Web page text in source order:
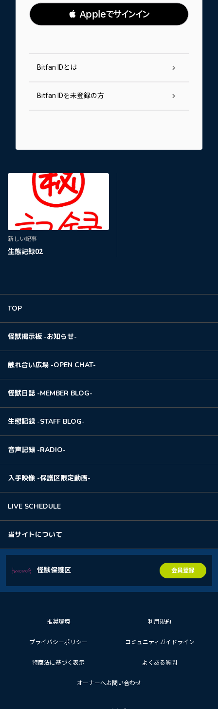
 Appleでサインイン
Bitfan IDとは
Bitfan IDを未登録の方
新しい記事
生態記録02
TOP
怪獣掲示板 -お知らせ-
触れ合い広場 -OPEN CHAT-
怪獣日誌 -MEMBER BLOG-
生態記録 -STAFF BLOG-
音声記録 -RADIO-
入手映像 -保護区限定動画-
LIVE SCHEDULE
当サイトについて
怪獣保護区 会員登録
推奨環境 利用規約
プライバシーポリシー コミュニティガイドライン
特商法に基づく表示 よくある質問
オーナーへお問い合わせ